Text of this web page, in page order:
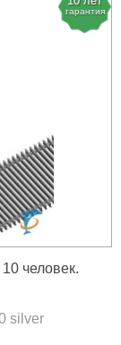
гарантия
человек.
silver